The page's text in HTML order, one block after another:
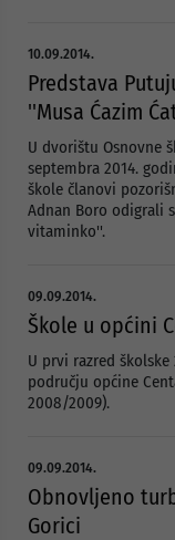
10.09.2014.
Predstava
''Musa Ćazim
U dvorištu Osnovne
septembra 2014.
škole članovi
Adnan Boro odigrali
vitaminko''.
09.09.2014.
Škole u općini
U prvi razred
području općine
2008/2009).
09.09.2014.
Obnovljeno
Gorici